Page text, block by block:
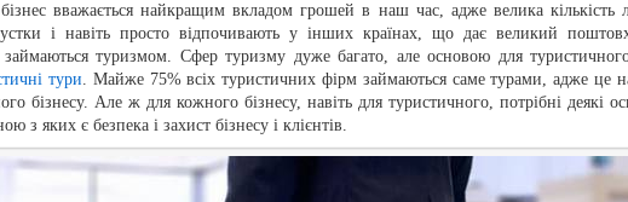
вважається найкращим вкладом грошей в наш час, адже велика кількість
і навіть просто відпочивають у інших країнах, що дає великий
займаються туризмом. Сфер туризму дуже багато, але основою для
тури. Майже 75% всіх туристичних фірм займаються саме турами, адже це
бізнесу. Але ж для кожного бізнесу, навіть для туристичного, потрібні деякі
з яких є безпека і захист бізнесу і клієнтів.